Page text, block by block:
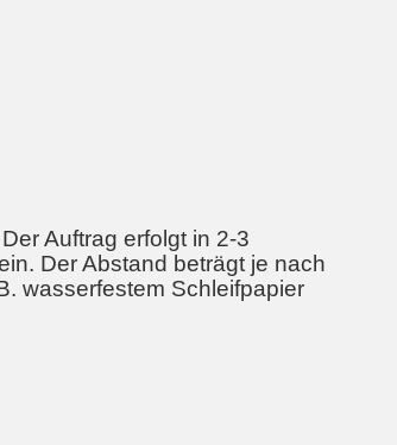
Auftrag erfolgt in 2-3
Der Abstand beträgt je nach
wasserfestem Schleifpapier